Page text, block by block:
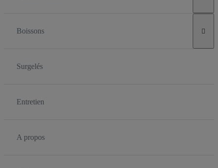
Boissons 
Surgelés
Entretien
A propos